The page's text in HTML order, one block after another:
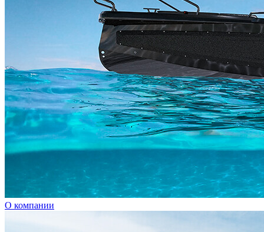
О компании